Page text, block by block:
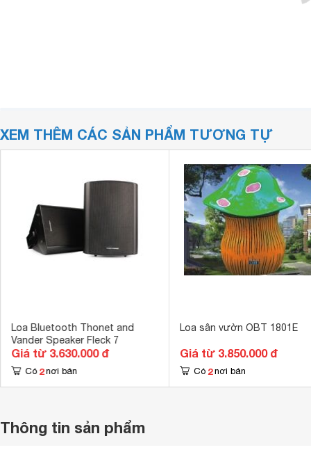
XEM THÊM CÁC SẢN PHẨM TƯƠNG TỰ
Loa Bluetooth Thonet and
Vander Speaker Fleck 7
Giá từ 3.630.000 đ
Có 2 nơi bán
Loa sân vườn OBT 1801E
Giá từ 3.850.000 đ
Có 2 nơi bán
Thông tin sản phẩm